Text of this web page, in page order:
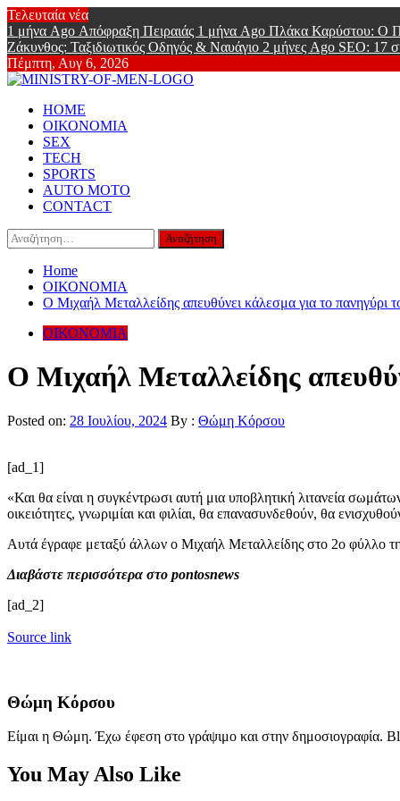
Skip
to
content
Τελευταία νέα
1 μήνα Ago Απόφραξη Πειραιάς 1 μήνα Ago Πλάκα Καρύστου: Ο
Ζάκυνθος: Ταξιδιωτικός Οδηγός & Ναυάγιο 2 μήνες Ago SEO: 17
Πέμπτη, Αυγ 6, 2026
Online Lifestyle περιοδικό για Aνδρες
Primary
Menu
HOME
ΟΙΚΟΝΟΜΙΑ
SEX
TECH
SPORTS
AUTO MOTO
CONTACT
Αναζήτηση
για:
Home
ΟΙΚΟΝΟΜΙΑ
Ο Μιχαήλ Μεταλλείδης απευθύνει κάλεσμα για το πανηγύρι
ΟΙΚΟΝΟΜΙΑ
Ο Μιχαήλ Μεταλλείδης
Posted on: 28 Ιουλίου, 2024 By : Θώμη Κόρσου
[ad_1]
«Και θα είναι η συγκέντρωσι αυτή μια υποβλητική λιτανεία
οικειότητες, γνωριμίαι και φιλίαι, θα επανασυνδεθούν, θα
Αυτά έγραφε μεταξύ άλλων ο Μιχαήλ Μεταλλείδης στο 2ο φύλλο
Διαβάστε περισσότερα στο pontosnews
[ad_2]
Source link
Θώμη Κόρσου
Είμαι η Θώμη. Έχω έφεση στο γράψιμο και στην δημοσιογραφία.
You May Also Like